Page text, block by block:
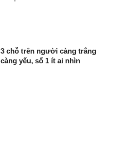
3 chỗ trên người càng trắng
càng yếu, số 1 ít ai nhìn